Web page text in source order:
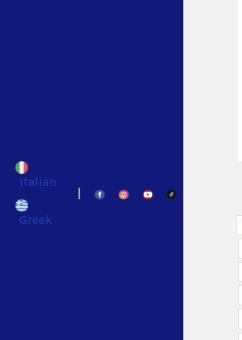
Italian
Greek